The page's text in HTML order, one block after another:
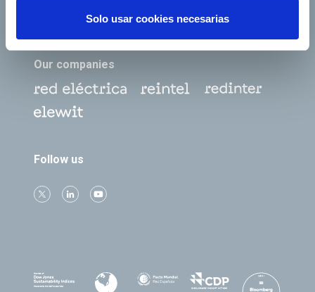
Solo usar cookies necesarias
Contact
Our companies
Follow us